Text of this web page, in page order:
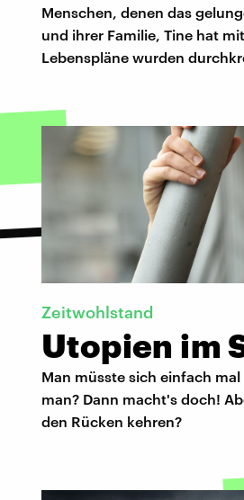
Menschen, denen das
und ihrer Familie, Tine hat
Lebenspläne wurden
Zeitwohlstand
Utopien im
Man müsste sich einfach
man? Dann macht's doch!
den Rücken kehren?